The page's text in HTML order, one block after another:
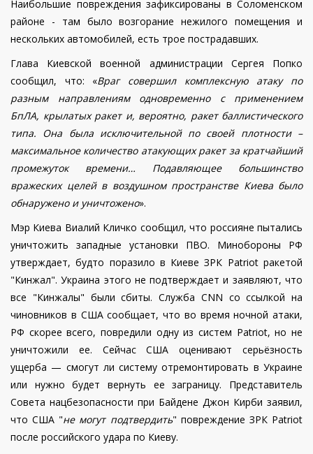
Наибольшие повреждения зафиксированы в Соломенском
районе - там было возгорание нежилого помещения и
нескольких автомобилей, есть трое пострадавших.
Глава Киевской военной администрации Сергея Попко
сообщил, что: «Враг совершил комплексную атаку по
разным направлениям одновременно с применением
БпЛА, крылатых ракет и, вероятно, ракет баллистического
типа. Она была исключительной по своей плотности –
максимальное количество атакующих ракет за кратчайший
промежуток времени… Подавляющее большинство
вражеских целей в воздушном пространстве Киева было
обнаружено и уничтожено».
Мэр Киева Виалий Кличко сообщил, что россияне пытались
уничтожить западные установки ПВО. Минобороны РФ
утверждает, будто поразило в Киеве ЗРК Patriot ракетой
"Кинжал". Украина этого не подтверждает и заявляют, что
все "Кинжалы" были сбиты. Служба CNN со ссылкой на
чиновников в США сообщает, что во время ночной атаки,
РФ скорее всего, повредили одну из систем Patriot, но не
уничтожили ее. Сейчас США оценивают серьёзность
ущерба — смогут ли систему отремонтировать в Украине
или нужно будет вернуть ее заграницу.
Представитель
Совета нацбезопасности при Байдене Джон Кирби заявил,
что США "не могут подтвердить" повреждение ЗРК Patriot
после российского удара по Киеву.